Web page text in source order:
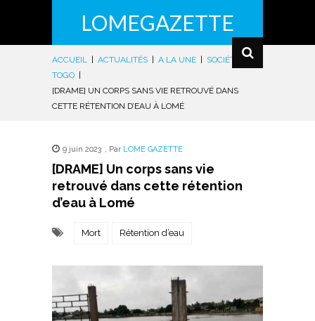
LOMEGAZETTE
ACCUEIL ACTUALITÉS A LA UNE SOCIÉTÉ
|
TOGO
[DRAME] UN CORPS SANS VIE RETROUVÉ DANS
CETTE RÉTENTION D’EAU À LOMÉ
9 juin 2023 , Par LOME GAZETTE
[DRAME] Un corps sans vie
retrouvé dans cette rétention
d’eau à Lomé
Mort Rétention d’eau